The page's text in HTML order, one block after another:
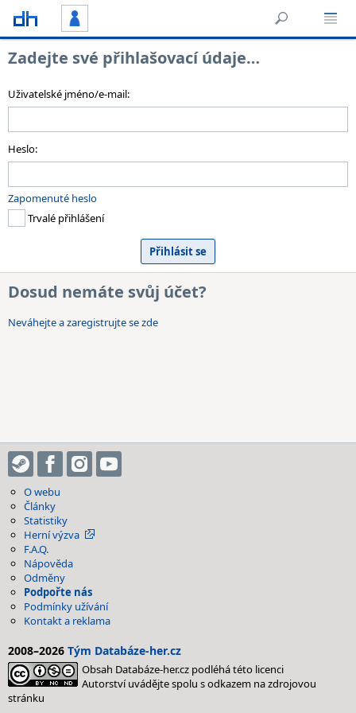
Zadejte své přihlašovací údaje…
Uživatelské jméno/e-mail:
Heslo:
Zapomenuté heslo
Trvalé přihlášení
Dosud nemáte svůj účet?
Neváhejte a zaregistrujte se zde
O webu
Články
Statistiky
Herní výzva
F.A.Q.
Nápověda
Odměny
Podpořte nás
Podmínky užívání
Kontakt a reklama
2008–2026 Tým Databáze-her.cz
Obsah Databáze-her.cz podléhá této licenci
Autorství uvádějte spolu s odkazem na zdrojovou
stránku